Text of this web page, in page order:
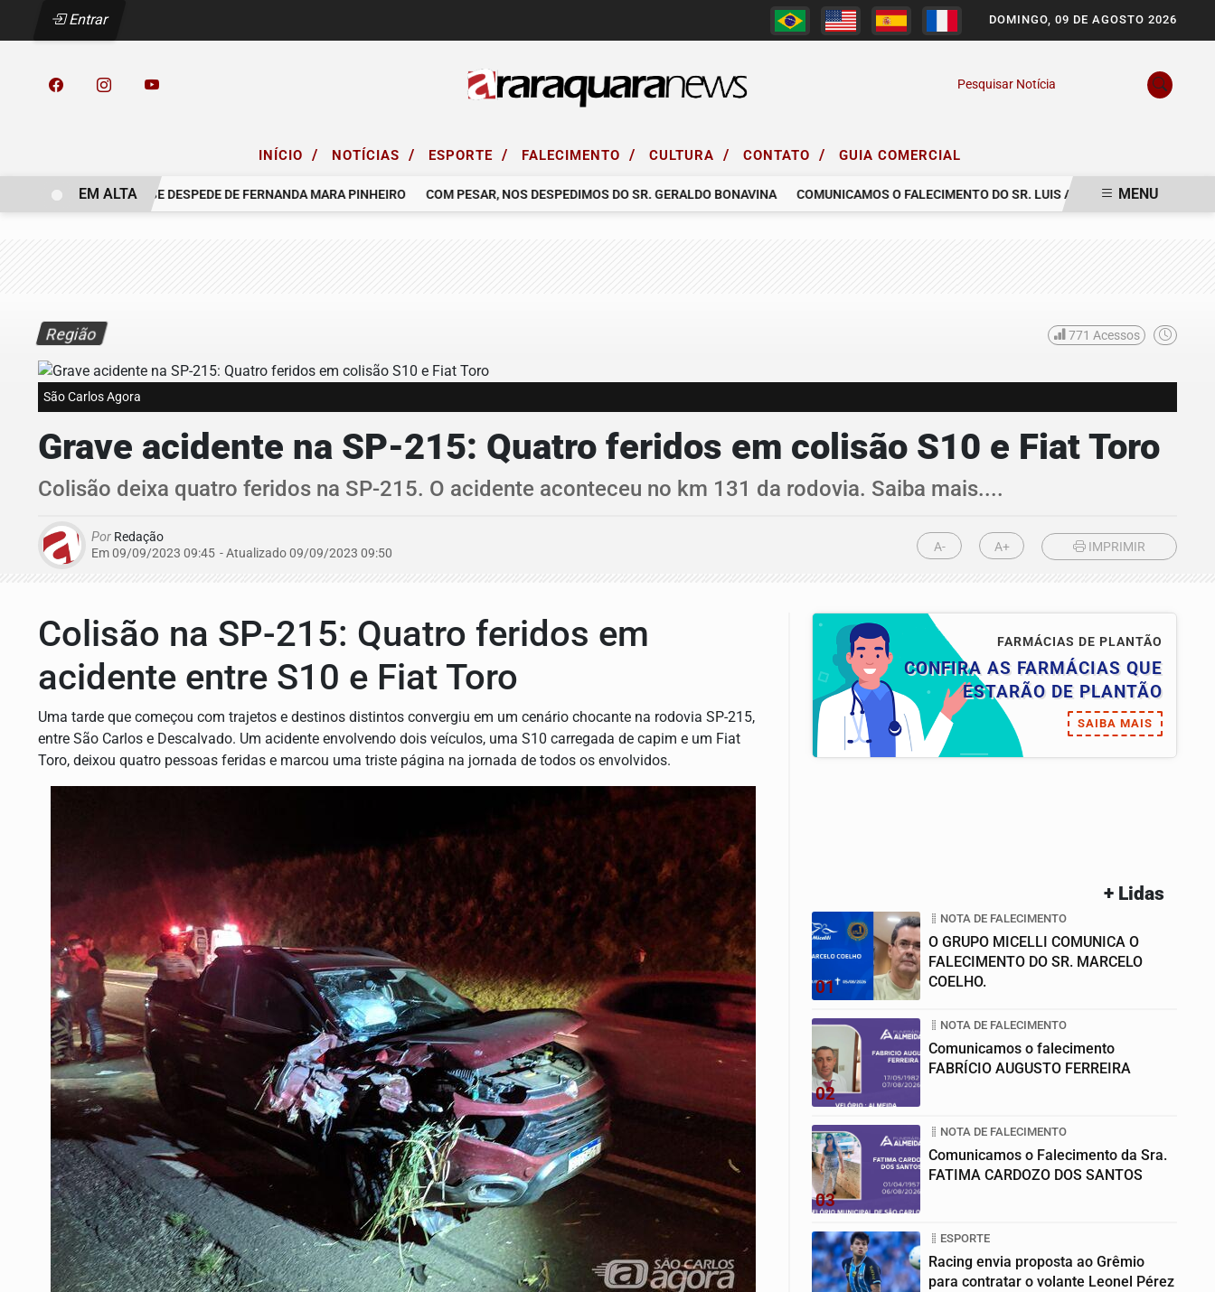
Entrar DOMINGO, 09 DE AGOSTO 2026
Pesquisar Notícia
INÍCIO / NOTÍCIAS / ESPORTE / FALECIMENTO / CULTURA / CONTATO / GUIA COMERCIAL
O GRUPO SINSEF SE DESPEDE DE FERNANDA MARA PINHEIRO COM PESAR, NOS DESPEDIMOS DO SR. GERALDO BONAVINA COMUNICAMOS O FALECIMENTO DO SR. LUIS ARNALDO FIRMIANO TEIXEIRA
EM ALTA MENU
Região 771 Acessos
São Carlos Agora
Grave acidente na SP-215: Quatro feridos em colisão S10 e Fiat Toro
Colisão deixa quatro feridos na SP-215. O acidente aconteceu no km 131 da rodovia. Saiba mais....
Por Redação
Em 09/09/2023 09:45 - Atualizado09/09/2023 09:50 A- A+ IMPRIMIR
Colisão na SP-215: Quatro feridos em
acidente entre S10 e Fiat Toro
Uma tarde que começou com trajetos e destinos distintos convergiu em um cenário chocante na rodovia SP-215,
entre São Carlos e Descalvado. Um acidente envolvendo dois veículos, uma S10 carregada de capim e um Fiat
Toro, deixou quatro pessoas feridas e marcou uma triste página na jornada de todos os envolvidos.
FARMÁCIAS DE PLANTÃO
CONFIRA AS FARMÁCIAS QUE
ESTARÃO DE PLANTÃO
SAIBA MAIS
+ Lidas
01
NOTA DE FALECIMENTO
O GRUPO MICELLI COMUNICA O
FALECIMENTO DO SR. MARCELO
COELHO.
02
NOTA DE FALECIMENTO
Comunicamos o falecimento
FABRÍCIO AUGUSTO FERREIRA
03
NOTA DE FALECIMENTO
Comunicamos o Falecimento da Sra.
FATIMA CARDOZO DOS SANTOS
ESPORTE
Racing envia proposta ao Grêmio
para contratar o volante Leonel Pérez